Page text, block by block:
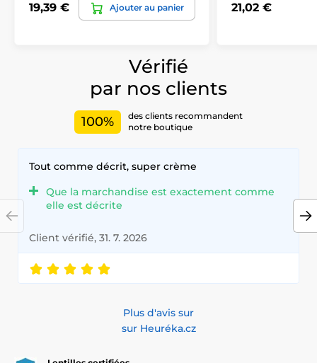
19,39 € Ajouter au panier 21,02 €
Vérifié
par nos clients
100%
des clients recommandent
notre boutique
Tout comme décrit, super crème
Que la marchandise est exactement comme
elle est décrite
Client vérifié, 31. 7. 2026
Plus d'avis sur
sur Heuréka.cz